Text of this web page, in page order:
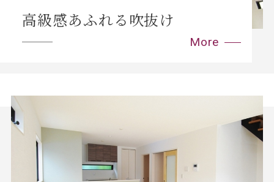
高級感あふれる吹抜け